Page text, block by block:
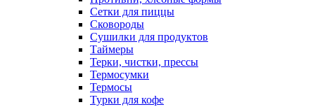
Сетки для пиццы
Сковороды
Сушилки для продуктов
Таймеры
Терки, чистки, прессы
Термосумки
Термосы
Турки для кофе